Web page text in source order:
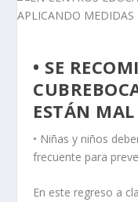
• SE
ESTÁN
• Niñas y niños
frecuente para
En este regreso a